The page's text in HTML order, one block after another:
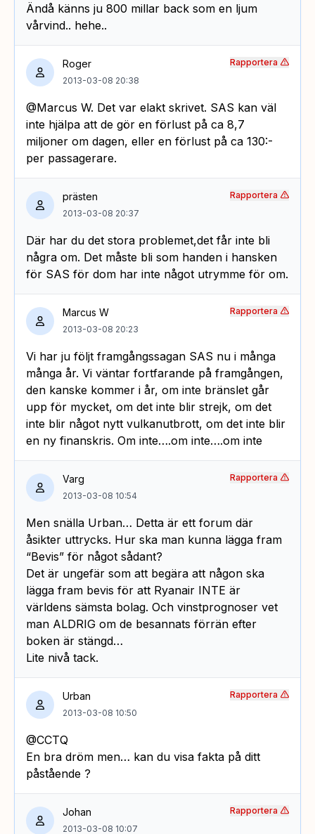
Ändå känns ju 800 millar back som en ljum
vårvind.. hehe..
Roger
2013-03-08 20:38
@Marcus W. Det var elakt skrivet. SAS kan väl
inte hjälpa att de gör en förlust på ca 8,7
miljoner om dagen, eller en förlust på ca 130:-
per passagerare.
Rapportera
prästen
2013-03-08 20:37
Där har du det stora problemet,det får inte bli
några om. Det måste bli som handen i hansken
för SAS för dom har inte något utrymme för om.
Rapportera
Marcus W
2013-03-08 20:23
Vi har ju följt framgångssagan SAS nu i många
många år. Vi väntar fortfarande på framgången,
den kanske kommer i år, om inte bränslet går
upp för mycket, om det inte blir strejk, om det
inte blir något nytt vulkanutbrott, om det inte blir
en ny finanskris. Om inte….om inte….om inte
Rapportera
Varg
2013-03-08 10:54
Men snälla Urban… Detta är ett forum där
åsikter uttrycks. Hur ska man kunna lägga fram
“Bevis” för något sådant?
Det är ungefär som att begära att någon ska
lägga fram bevis för att Ryanair INTE är
världens sämsta bolag. Och vinstprognoser vet
man ALDRIG om de besannats förrän efter
boken är stängd…
Lite nivå tack.
Rapportera
Urban
2013-03-08 10:50
@CCTQ
En bra dröm men… kan du visa fakta på ditt
påstående ?
Rapportera
Johan
2013-03-08 10:07
Rapportera